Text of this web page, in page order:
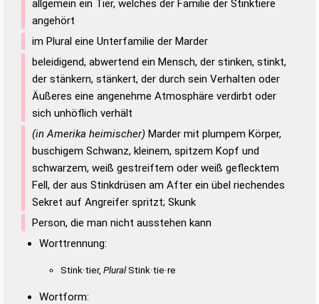
allgemein ein Tier, welches der Familie der Stinktiere
angehört
im Plural eine Unterfamilie der Marder
beleidigend, abwertend ein Mensch, der stinken, stinkt,
der stänkern, stänkert, der durch sein Verhalten oder
Äußeres eine angenehme Atmosphäre verdirbt oder
sich unhöflich verhält
(in Amerika heimischer) Marder mit plumpem Körper,
buschigem Schwanz, kleinem, spitzem Kopf und
schwarzem, weiß gestreiftem oder weiß geflecktem
Fell, der aus Stinkdrüsen am After ein übel riechendes
Sekret auf Angreifer spritzt; Skunk
Person, die man nicht ausstehen kann
Worttrennung:
Stink·tier, PluralStink·tie·re
Wortform: